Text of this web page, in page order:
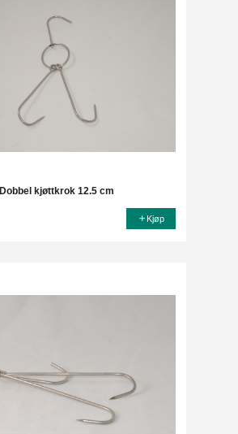
Dobbel kjøttkrok 12.5 cm
Kjøp